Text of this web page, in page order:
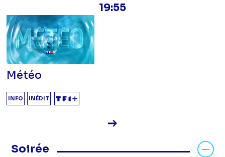
19:55
Météo
INFO INÉDIT
Voir la fiche diffusion
Soirée
Masquer les programmes Soirée